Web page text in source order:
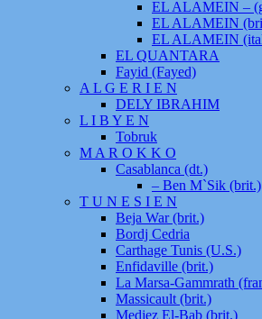
EL ALAMEIN –
EL ALAMEIN
EL ALAMEIN
EL QUANTARA
Fayid (Fayed)
A L G E R I E N
DELY IBRAHIM
L I B Y E N
Tobruk
M A R O K K O
Casablanca (dt.)
– Ben M`Sik (brit.)
T U N E S I E N
Beja War (brit.)
Bordj Cedria
Carthage Tunis (U.S.)
Enfidaville (brit.)
La Marsa-Gammrath
Massicault (brit.)
Medjez El-Bab (brit.)